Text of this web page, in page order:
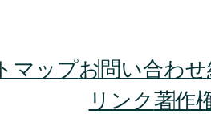
マップお問い合わせ
リンク著作